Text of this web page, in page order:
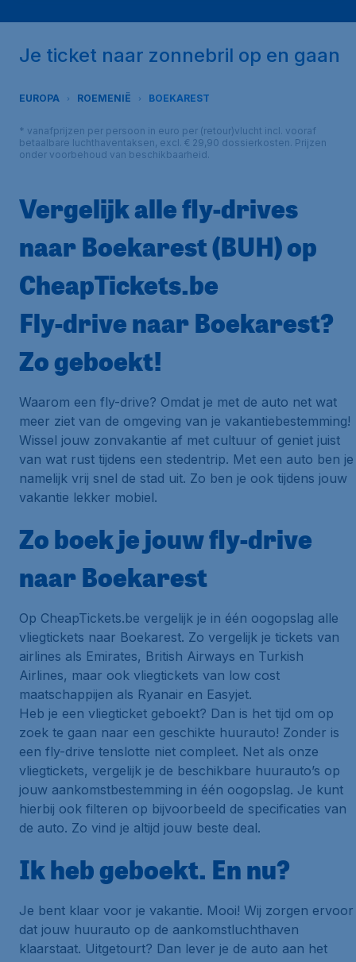
Je ticket naar zonnebril op en gaan
EUROPA ROEMENIË BOEKAREST
* vanafprijzen per persoon in euro per (retour)vlucht incl. vooraf
betaalbare luchthaventaksen, excl. € 29,90 dossierkosten. Prijzen
onder voorbehoud van beschikbaarheid.
Vergelijk alle fly-drives
naar Boekarest (BUH) op
CheapTickets.be
Fly-drive naar Boekarest?
Zo geboekt!
Waarom een fly-drive? Omdat je met de auto net wat
meer ziet van de omgeving van je vakantiebestemming!
Wissel jouw zonvakantie af met cultuur of geniet juist
van wat rust tijdens een stedentrip. Met een auto ben je
namelijk vrij snel de stad uit. Zo ben je ook tijdens jouw
vakantie lekker mobiel.
Zo boek je jouw fly-drive
naar Boekarest
Op CheapTickets.be vergelijk je in één oogopslag alle
vliegtickets naar Boekarest. Zo vergelijk je tickets van
airlines als Emirates, British Airways en Turkish
Airlines, maar ook vliegtickets van low cost
maatschappijen als Ryanair en Easyjet.
Heb je een vliegticket geboekt? Dan is het tijd om op
zoek te gaan naar een geschikte huurauto! Zonder is
een fly-drive tenslotte niet compleet. Net als onze
vliegtickets, vergelijk je de beschikbare huurauto’s op
jouw aankomstbestemming in één oogopslag. Je kunt
hierbij ook filteren op bijvoorbeeld de specificaties van
de auto. Zo vind je altijd jouw beste deal.
Ik heb geboekt. En nu?
Je bent klaar voor je vakantie. Mooi! Wij zorgen ervoor
dat jouw huurauto op de aankomstluchthaven
klaarstaat. Uitgetourt? Dan lever je de auto aan het